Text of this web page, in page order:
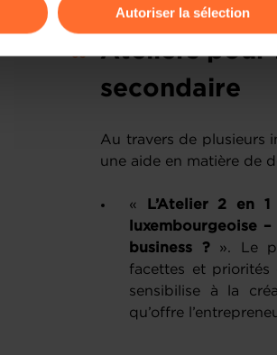
Autoriser la sélection
Ateliers pour
secondaire
Au travers de plusieurs
une aide en matière de
« L’Atelier 2 en 1
luxembourgeoise
business ?». Le
facettes et priorités
sensibilise à la
qu’offre